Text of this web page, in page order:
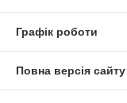
Графік роботи
Повна версія сайту